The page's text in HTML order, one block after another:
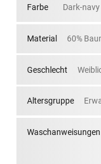
Farbe Dark-navy
Material 60%
Geschlecht
Altersgruppe
Waschanweisungen